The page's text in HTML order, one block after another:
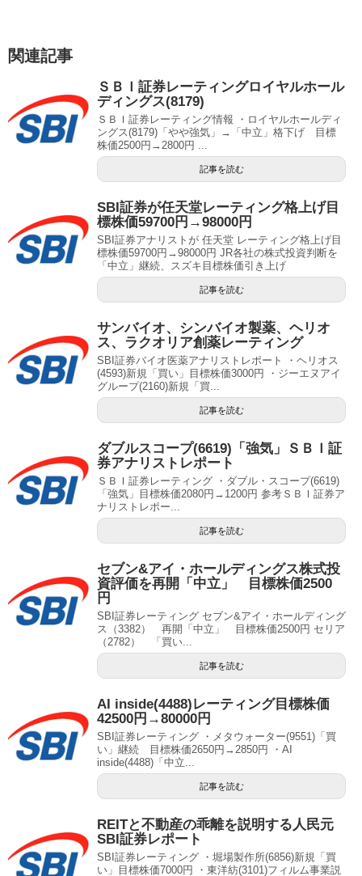
関連記事
ＳＢＩ証券レーティングロイヤルホール
ディングス(8179)
ＳＢＩ証券レーティング情報 ・ロイヤルホールディ
ングス(8179)「やや強気」→「中立」格下げ 目標
株価2500円→2800円 ...
記事を読む
SBI証券が任天堂レーティング格上げ目
標株価59700円→98000円
SBI証券アナリストが 任天堂 レーティング格上げ目
標株価59700円→98000円 JR各社の株式投資判断を
「中立」継続、スズキ目標株価引き上げ
記事を読む
サンバイオ、シンバイオ製薬、ヘリオ
ス、ラクオリア創薬レーティング
SBI証券バイオ医薬アナリストレポート ・ヘリオス
(4593)新規「買い」目標株価3000円 ・ジーエヌアイ
グループ(2160)新規「買...
記事を読む
ダブルスコープ(6619)「強気」ＳＢＩ証
券アナリストレポート
ＳＢＩ証券レーティング ・ダブル・スコープ(6619)
「強気」目標株価2080円→1200円 参考ＳＢＩ証券ア
ナリストレポー...
記事を読む
セブン&アイ・ホールディングス株式投
資評価を再開「中立」 目標株価2500
円
SBI証券レーティング セブン&アイ・ホールディング
ス（3382） 再開「中立」 目標株価2500円 セリア
（2782） 「買い...
記事を読む
AI inside(4488)レーティング目標株価
42500円→80000円
SBI証券レーティング ・メタウォーター(9551)「買
い」継続 目標株価2650円→2850円 ・AI
inside(4488)「中立...
記事を読む
REITと不動産の乖離を説明する人民元
SBI証券レポート
SBI証券レーティング ・堀場製作所(6856)新規「買
い」目標株価7000円 ・東洋紡(3101)フィルム事業説